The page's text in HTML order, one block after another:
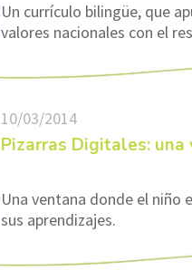
Un currículo bilingüe, que
valores nacionales con el
10/03/2014
Pizarras Digitales: una
Una ventana donde el
sus aprendizajes.